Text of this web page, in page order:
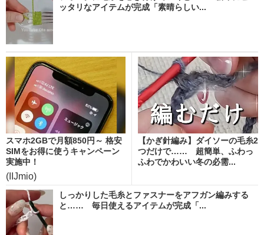
ッタリなアイテムが完成「素晴らしい...
スマホ2GBで月額850円～ 格安
SIMをお得に使うキャンペーン
実施中！
(IIJmio)
【かぎ針編み】ダイソーの毛糸2
つだけで…… 超簡単、ふわっ
ふわでかわいい冬の必需...
しっかりした毛糸とファスナーをアフガン編みする
と…… 毎日使えるアイテムが完成「...